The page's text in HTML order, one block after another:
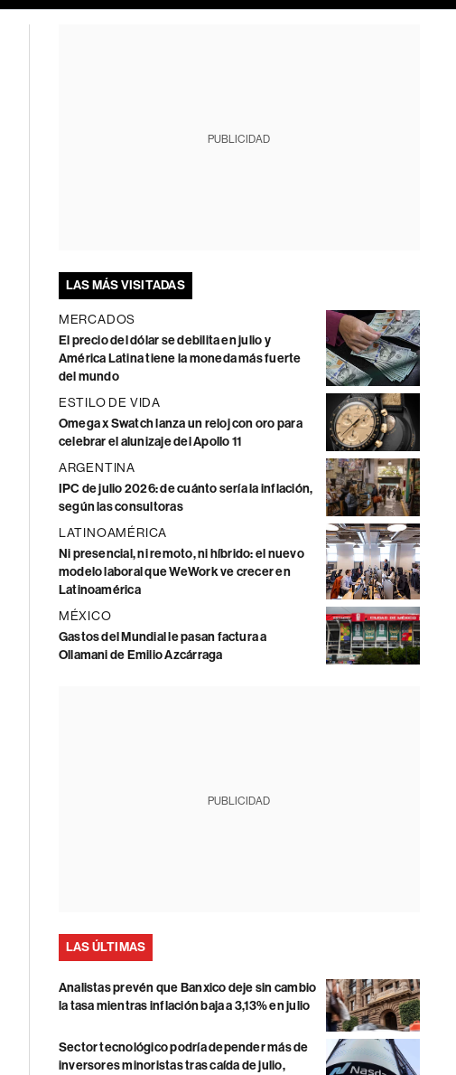
PUBLICIDAD
LAS MÁS VISITADAS
MERCADOS
El precio del dólar se debilita en julio y
América Latina tiene la moneda más fuerte
del mundo
ESTILO DE VIDA
Omega x Swatch lanza un reloj con oro para
celebrar el alunizaje del Apollo 11
ARGENTINA
IPC de julio 2026: de cuánto sería la inflación,
según las consultoras
LATINOAMÉRICA
Ni presencial, ni remoto, ni híbrido: el nuevo
modelo laboral que WeWork ve crecer en
Latinoamérica
MÉXICO
Gastos del Mundial le pasan factura a
Ollamani de Emilio Azcárraga
PUBLICIDAD
LAS ÚLTIMAS
Analistas prevén que Banxico deje sin cambio
la tasa mientras inflación baja a 3,13% en julio
Sector tecnológico podría depender más de
inversores minoristas tras caída de julio,